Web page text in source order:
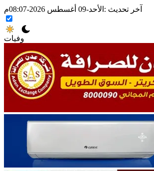
آخر تحديث : الأحد-09 أغسطس 2026-08:07م
وفيات